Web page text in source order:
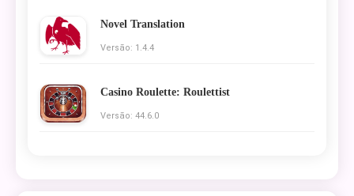
Novel Translation
Versão: 1.4.4
Casino Roulette: Roulettist
Versão: 44.6.0